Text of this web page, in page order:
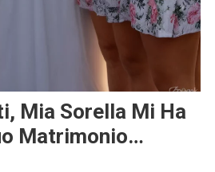
Mia Sorella Mi Ha
Matrimonio…